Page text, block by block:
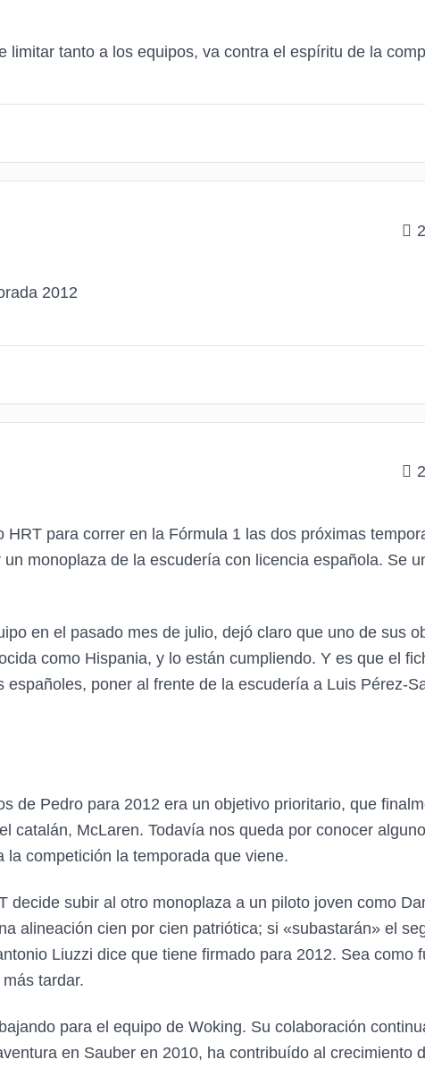
limitar tanto a los equipos, va contra el espíritu de la
2012
para correr en la Fórmula 1 las dos próximas
monoplaza de la escudería con licencia española. Se
en el pasado mes de julio, dejó claro que uno de sus
como Hispania, y lo están cumpliendo. Y es que el
poner al frente de la escudería a Luis Pérez-
de Pedro para 2012 era un objetivo prioritario, que
catalán, McLaren. Todavía nos queda por conocer
competición la temporada que viene.
decide subir al otro monoplaza a un piloto joven como
alineación cien por cien patriótica; si «subastarán» el
Liuzzi dice que tiene firmado para 2012. Sea como
tardar.
para el equipo de Woking. Su colaboración
en Sauber en 2010, ha contribuído al crecimiento